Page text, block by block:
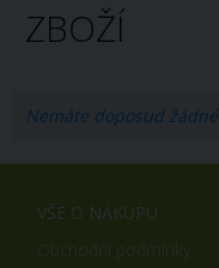
ZBOŽÍ
Nemáte doposud
VŠE O NÁKUPU